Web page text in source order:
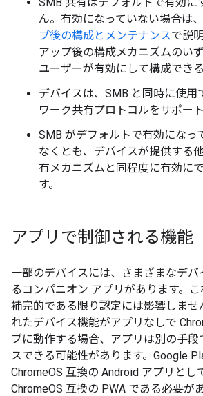
ん。有効になっていない場合は
プ後の構成とメンテナンスで説
アップ後の構成メカニズムのい
ユーザーが有効にして構成でき
デバイスは、SMB と同時に使用
ワーク共有プロトコルをサポート
SMB がデフォルトで有効になっ
なくとも、デバイスが提供する
有メカニズムと同程度に有効に
す。
アプリで制御される機能
一部のデバイスには、さまざまなデバ
るコンパニオン アプリがあります。こ
補完的である限り認定には影響しませ
れたデバイス機能がアプリなしで
ブに動作する場合、アプリは別の手段
スできる可能性があります。Google
ChromeOS 互換の Android アプリとし
ChromeOS 互換の PWA である必要が